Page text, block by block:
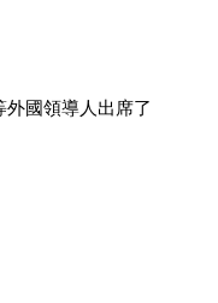
國領導人出席了